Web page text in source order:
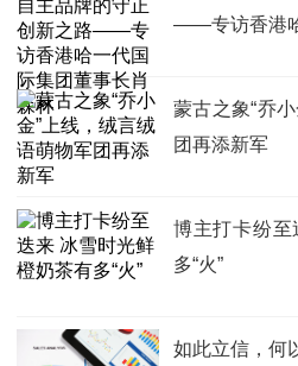
——专访香港
蒙古之象“乔
团再添新军
博主打卡纷至
多“火”
如此立信，何